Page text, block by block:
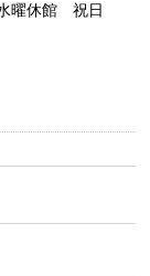
曜休館 祝日